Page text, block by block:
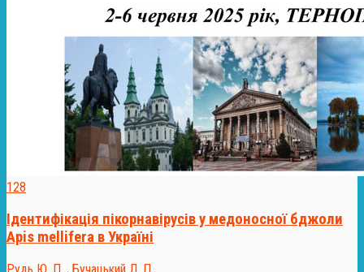
128
Ідентифікація пікорнавірусів у медоносної бджоли
Аpis mellifera в Україні